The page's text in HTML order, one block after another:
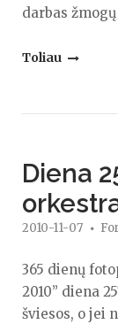
darbas žmogų
"Diena…
Toliau
Diena
2010-11-07
365 dienų
2010” diena
šviesos, o jei